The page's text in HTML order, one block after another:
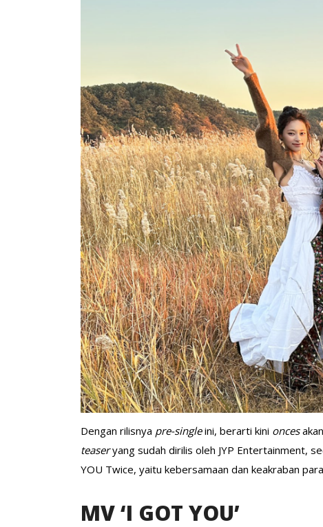
Dengan rilisnya pre-singleini, berarti kini onces
teaseryang sudah dirilis oleh JYP Entertainment,
YOU Twice, yaitu kebersamaan dan keakraban
MV ‘I GOT YOU’